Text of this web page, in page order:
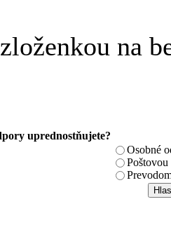
na
uprednostňujete?
Osobné